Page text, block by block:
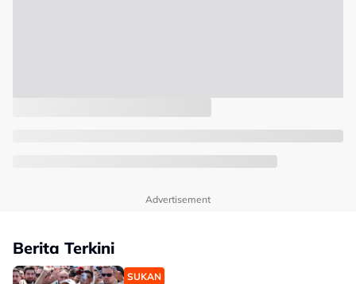
Advertisement
Berita Terkini
SUKAN